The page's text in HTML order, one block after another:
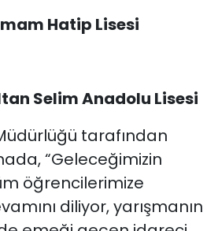
Hatip Lisesi
Selim Anadolu Lisesi
tarafından
“Geleceğimizin
öğrencilerimize
diliyor, yarışmanın